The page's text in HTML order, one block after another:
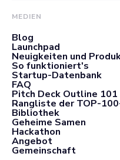
MEDIEN
Blog
Launchpad
Neuigkeiten und
So funktioniert's
Startup-Datenbank
FAQ
Pitch Deck Outline 101
Rangliste der TOP-
Bibliothek
Geheime Samen
Hackathon
Angebot
Gemeinschaft